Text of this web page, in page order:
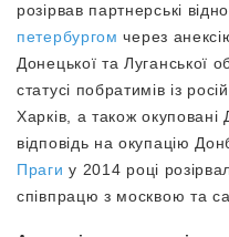
розірвав партнерські
петербургом через
Донецької та Луганської
статусі побратимів із
Харків, а також
відповідь на окупацію
Праги у 2014 році
співпрацю з москвою та